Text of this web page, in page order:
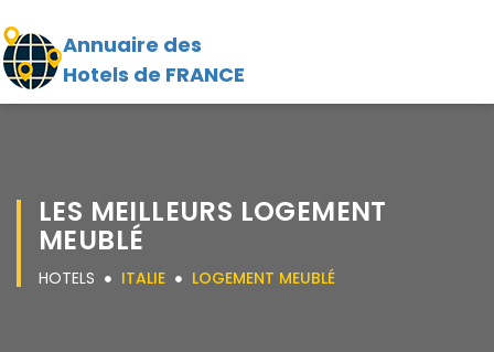
Annuaire des
Hotels de FRANCE
LES MEILLEURS LOGEMENT
MEUBLÉ
HOTELS ITALIE LOGEMENT MEUBLÉ